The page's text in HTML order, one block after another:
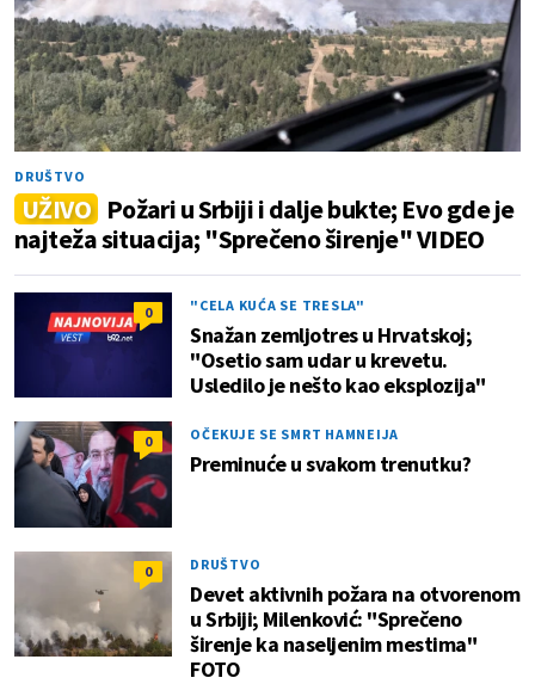
DRUŠTVO
UŽIVO Požari u Srbiji i dalje bukte; Evo gde je
najteža situacija; "Sprečeno širenje" VIDEO
0 "CELA KUĆA SE TRESLA"
Snažan zemljotres u Hrvatskoj;
"Osetio sam udar u krevetu.
Usledilo je nešto kao eksplozija"
0 OČEKUJE SE SMRT HAMNEIJA
Preminuće u svakom trenutku?
0 DRUŠTVO
Devet aktivnih požara na otvorenom
u Srbiji; Milenković: "Sprečeno
širenje ka naseljenim mestima"
FOTO